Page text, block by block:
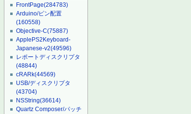
FrontPage(284783)
Arduino/ピン配置
(160558)
Objective-C(75887)
ApplePS2Keyboard-
Japanese-v2(49596)
レポートディスクリプタ
(48844)
cRARk(44569)
USB/ディスクリプタ
(43704)
NSString(36614)
Quartz Composer/パッチ